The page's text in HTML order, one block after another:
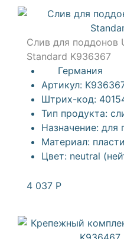
Слив для поддонов
Standard K936367
Германия
Артикул:
Штрих-код:
Тип продукта:
Назначение: для
Материал:
Цвет: neutral
4 037 Р